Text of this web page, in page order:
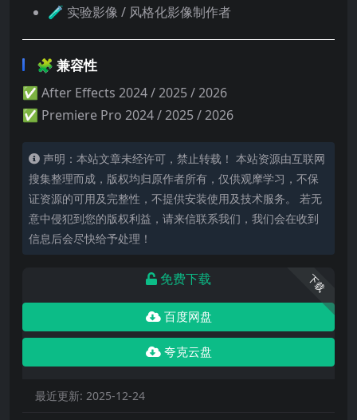
🧪 实验影像 / 风格化影像制作者
🧩 兼容性
✅ After Effects 2024 / 2025 / 2026
✅ Premiere Pro 2024 / 2025 / 2026
声明：本站文章未经许可，禁止转载！ 本站资源由互联网
搜集整理而成，版权均归原作者所有，仅供观摩学习，不保
证资源的可用及完整性，不提供安装使用及技术服务。 若无
意中侵犯到您的版权利益，请来信联系我们，我们会在收到
信息后会尽快给予处理！
下载
免费下载
百度网盘
夸克云盘
最近更新: 2025-12-24